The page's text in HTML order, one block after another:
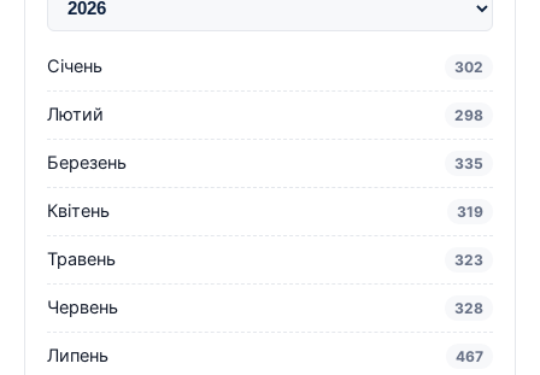
Січень 302
Лютий 298
Березень 335
Квітень 319
Травень 323
Червень 328
Липень 467